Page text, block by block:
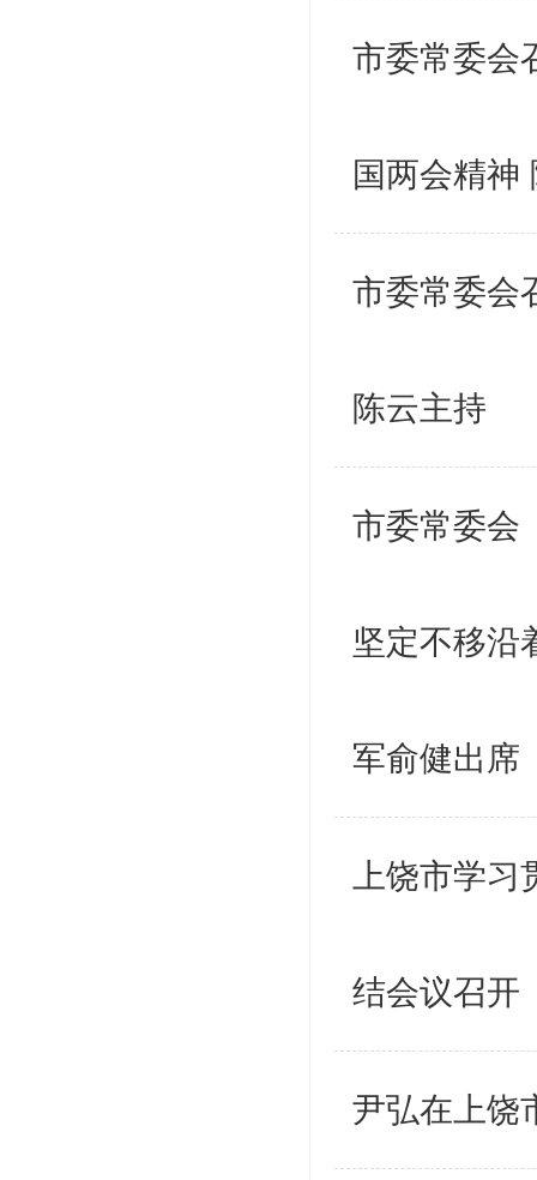
市委常委会
国两会精神
市委常委会
陈云主持
市委常委会
坚定不移沿
军俞健出席
上饶市学习
结会议召开
尹弘在上饶